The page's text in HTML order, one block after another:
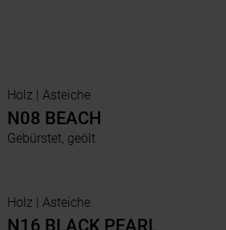
Holz | Asteiche
N08 BEACH
Gebürstet, geölt
Holz | Asteiche
N16 BLACK PEARL